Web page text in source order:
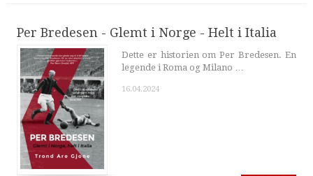
Per Bredesen - Glemt i Norge - Helt i Italia
Dette er historien om Per Bredesen. En
legende i Roma og Milano …
16.04.2024